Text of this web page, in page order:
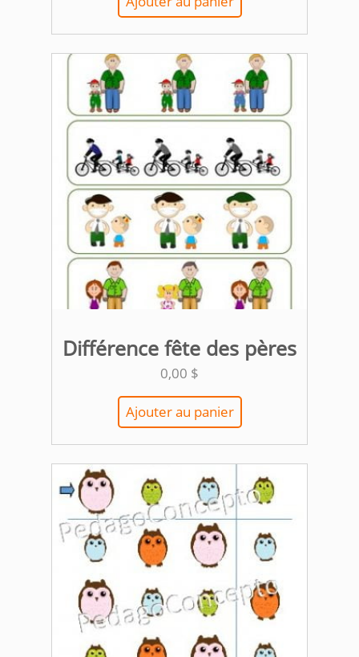
Différence fête des pères
0,00 $
Ajouter au panier